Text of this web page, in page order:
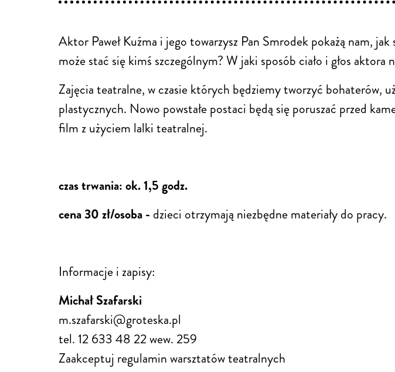
Aktor Paweł Kuźma i jego towarzysz Pan Smrodek pokażą nam,
może stać się kimś szczególnym? W jaki sposób ciało i głos aktora
Zajęcia teatralne, w czasie których będziemy tworzyć bohaterów,
plastycznych. Nowo powstałe postaci będą się poruszać przed
film z użyciem lalki teatralnej.
czas trwania: ok. 1,5 godz.
cena 30 zł/osoba - dzieci otrzymają niezbędne materiały do pracy.
Informacje i zapisy:
Michał Szafarski
m.szafarski@groteska.pl
tel. 12 633 48 22 wew. 259
Zaakceptuj regulamin warsztatów teatralnych